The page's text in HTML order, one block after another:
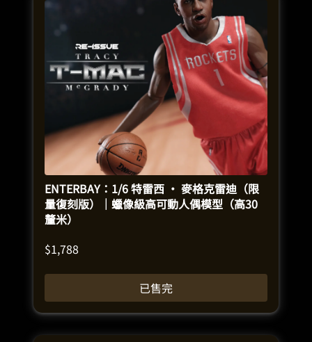
ENTERBAY：1/6 特雷西 · 麥格克雷迪（限
量復刻版）｜蠟像級高可動人偶模型（高30
釐米）
$1,788
已售完